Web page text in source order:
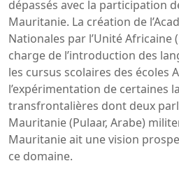
dépassés avec la participation
Mauritanie. La création de
Nationales par l’Unité Africaine
charge de l’introduction des
les cursus scolaires des écoles
l’expérimentation de certaines
transfrontalières dont deux
Mauritanie (Pulaar, Arabe)
Mauritanie ait une vision
ce domaine.